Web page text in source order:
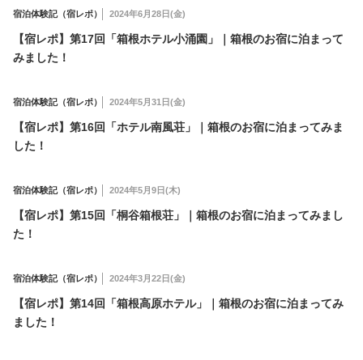
当組合について
プライバシーポリシー
お問合せ
お役立ちリンク集
language
宿泊体験記（宿レポ） 2024年6月28日(金)
【宿レポ】第17回「箱根ホテル小涌園」｜箱根のお宿に泊まって
みました！
宿泊体験記（宿レポ） 2024年5月31日(金)
【宿レポ】第16回「ホテル南風荘」｜箱根のお宿に泊まってみま
した！
宿泊体験記（宿レポ） 2024年5月9日(木)
【宿レポ】第15回「桐谷箱根荘」｜箱根のお宿に泊まってみまし
た！
宿泊体験記（宿レポ） 2024年3月22日(金)
【宿レポ】第14回「箱根高原ホテル」｜箱根のお宿に泊まってみ
ました！